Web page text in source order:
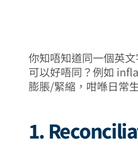
你知唔知道同一個英
可以好唔同？例如
膨脹/緊縮，咁喺日常
1.